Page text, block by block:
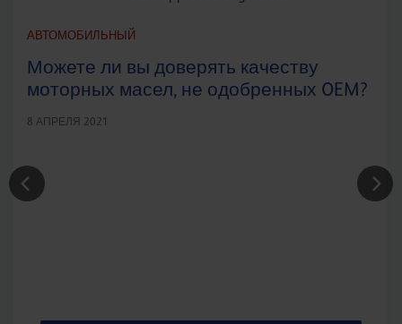
АВТОМОБИЛЬНЫЙ
Можете ли вы доверять качеству
моторных масел, не одобренных OEM?
8 АПРЕЛЯ 2021